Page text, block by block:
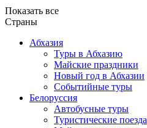
Показать все
Страны
Абхазия
Туры в Абхазию
Майские праздники
Новый год в Абхазии
Событийные туры
Белоруссия
Автобусные туры
Туристические поезда